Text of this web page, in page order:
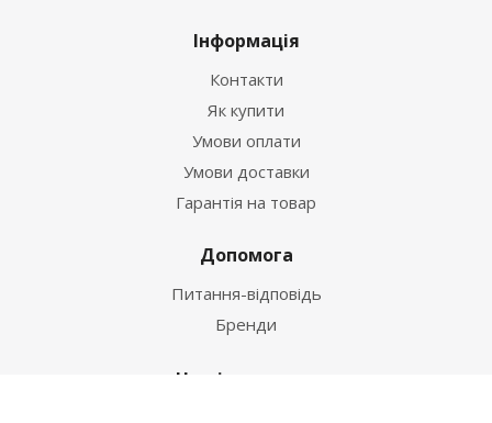
Інформація
Контакти
Як купити
Умови оплати
Умови доставки
Гарантія на товар
Допомога
Питання-відповідь
Бренди
Наші контакти